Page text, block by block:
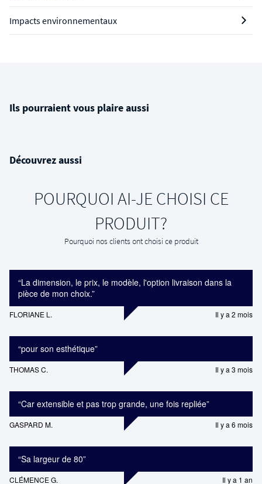
Impacts environnementaux
Ils pourraient vous plaire aussi
Découvrez aussi
POURQUOI AI-JE CHOISI CE
PRODUIT?
Pourquoi nos clients ont choisi ce produit
“La dimension, le prix, le modèle, l'option livraison dans la
pièce de mon choix.”
FLORIANE L. Il y a 2 mois
“pour son esthétique”
THOMAS C. Il y a 3 mois
“Car extensible et pas trop grande, une fois repliée”
GASPARD M. Il y a 6 mois
“Sa largeur de 80”
CLÉMENCE G. Il y a 1 an